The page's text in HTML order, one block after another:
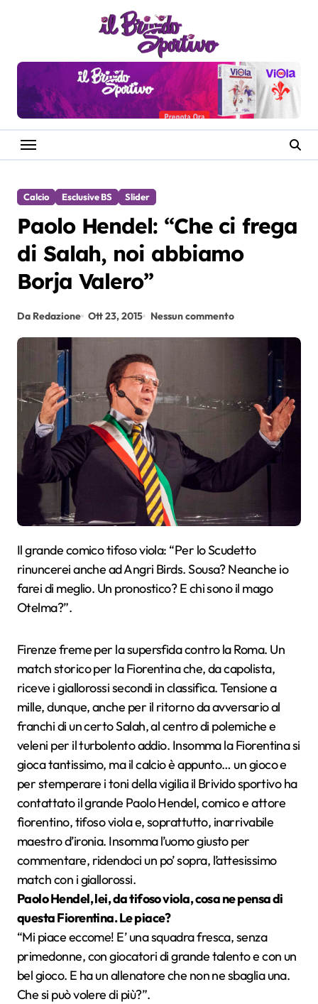
Calcio Esclusive BS Slider
Paolo Hendel: “Che ci frega
di Salah, noi abbiamo
Borja Valero”
Da Redazione Ott 23, 2015 Nessun commento
Il grande comico tifoso viola: “Per lo Scudetto
rinuncerei anche ad Angri Birds. Sousa? Neanche io
farei di meglio. Un pronostico? E chi sono il mago
Otelma?”.
Firenze freme per la supersfida contro la Roma. Un
match storico per la Fiorentina che, da capolista,
riceve i giallorossi secondi in classifica. Tensione a
mille, dunque, anche per il ritorno da avversario al
franchi di un certo Salah, al centro di polemiche e
veleni per il turbolento addio. Insomma la Fiorentina si
gioca tantissimo, ma il calcio è appunto… un gioco e
per stemperare i toni della vigilia il Brivido sportivo ha
contattato il grande Paolo Hendel, comico e attore
fiorentino, tifoso viola e, soprattutto, inarrivabile
maestro d’ironia. Insomma l’uomo giusto per
commentare, ridendoci un po’ sopra, l’attesissimo
match con i giallorossi.
Paolo Hendel, lei, da tifoso viola, cosa ne pensa di
questa Fiorentina. Le piace?
“Mi piace eccome! E’ una squadra fresca, senza
primedonne, con giocatori di grande talento e con un
bel gioco. E ha un allenatore che non ne sbaglia una.
Che si può volere di più?”.